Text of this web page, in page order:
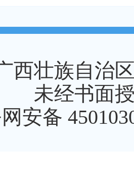
西壮族自治
未经书面
安备